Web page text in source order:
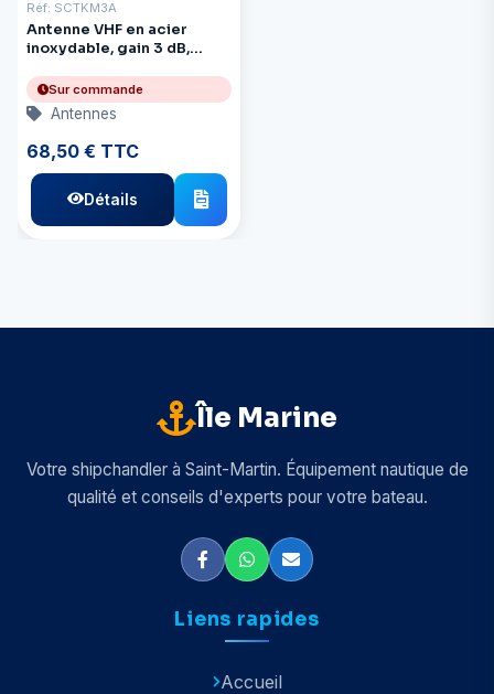
Réf: SCTKM3A
Antenne VHF en acier
inoxydable, gain 3 dB,
Sur commande
Antennes
68,50 € TTC
Détails
Île Marine
Votre shipchandler à Saint-Martin. Équipement nautique de
qualité et conseils d'experts pour votre bateau.
Liens rapides
Accueil